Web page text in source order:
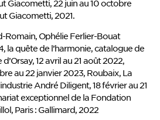
Giacometti, 22 juin au 10 octobre
Giacometti, 2021.
Romain, Ophélie Ferlier-Bouat
la quête de l’harmonie, catalogue de
12 avril au 21 août 2022,
au 22 janvier 2023, Roubaix, La
André Diligent, 18 février au 21
exceptionnel de la Fondation
Paris : Gallimard, 2022